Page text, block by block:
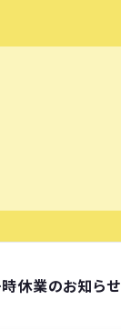
時休業のお知らせ